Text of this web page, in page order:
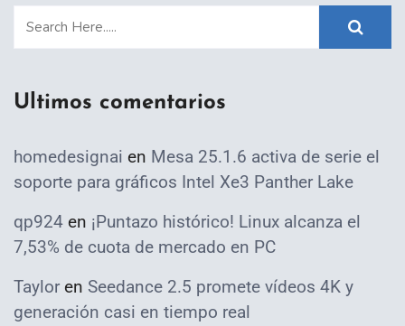
Ultimos comentarios
homedesignai en Mesa 25.1.6 activa de serie el
soporte para gráficos Intel Xe3 Panther Lake
qp924 en ¡Puntazo histórico! Linux alcanza el
7,53% de cuota de mercado en PC
Taylor en Seedance 2.5 promete vídeos 4K y
generación casi en tiempo real